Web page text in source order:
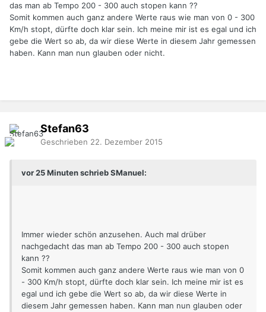
das man ab Tempo 200 - 300 auch stopen kann ??
Somit kommen auch ganz andere Werte raus wie man von 0 - 300
Km/h stopt, dürfte doch klar sein. Ich meine mir ist es egal und ich
gebe die Wert so ab, da wir diese Werte in diesem Jahr gemessen
haben. Kann man nun glauben oder nicht.
Stefan63
Geschrieben 22. Dezember 2015
vor 25 Minuten schrieb SManuel:
Immer wieder schön anzusehen. Auch mal drüber
nachgedacht das man ab Tempo 200 - 300 auch stopen
kann ??
Somit kommen auch ganz andere Werte raus wie man von 0
- 300 Km/h stopt, dürfte doch klar sein. Ich meine mir ist es
egal und ich gebe die Wert so ab, da wir diese Werte in
diesem Jahr gemessen haben. Kann man nun glauben oder